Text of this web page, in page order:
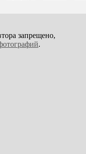
запрещено,
.